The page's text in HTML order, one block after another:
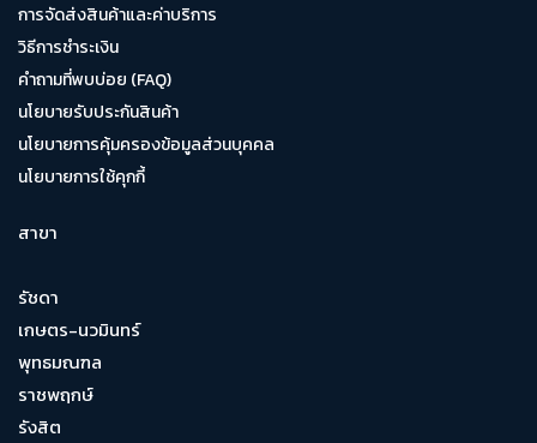
การจัดส่งสินค้าและค่าบริการ
วิธีการชำระเงิน
คำถามที่พบบ่อย (FAQ)
นโยบายรับประกันสินค้า
นโยบายการคุ้มครองข้อมูลส่วนบุคคล
นโยบายการใช้คุกกี้
สาขา
รัชดา
เกษตร-นวมินทร์
พุทธมณฑล
ราชพฤกษ์
รังสิต